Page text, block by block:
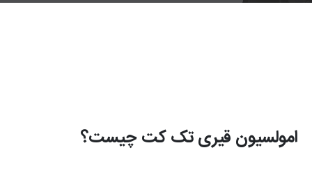
امولسیون قیری تک کت چیست؟